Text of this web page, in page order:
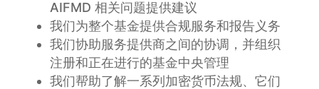
AIFMD 相关问题提供建议
我们为整个基金提供合规服务和报告义务
我们协助服务提供商之间的协调，并组织
注册和正在进行的基金中央管理
我们帮助了解一系列加密货币法规、它们